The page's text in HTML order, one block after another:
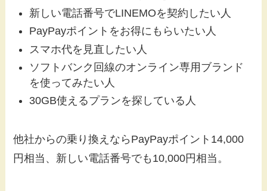
新しい電話番号でLINEMOを契約したい人
PayPayポイントをお得にもらいたい人
スマホ代を見直したい人
ソフトバンク回線のオンライン専用ブランド
を使ってみたい人
30GB使えるプランを探している人
他社からの乗り換えならPayPayポイント14,000
円相当、新しい電話番号でも10,000円相当。